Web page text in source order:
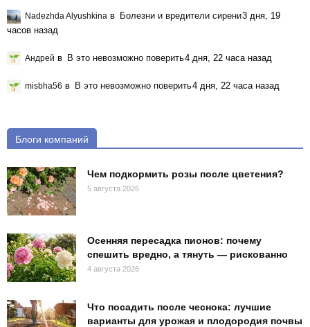
Nadezhda Alyushkina в Болезни и вредители сирени3 дня, 19
часов назад
Андрей в В это невозможно поверить4 дня, 22 часа назад
misbha56 в В это невозможно поверить4 дня, 22 часа назад
Блоги компаний
Чем подкормить розы после цветения?
5 августа 2026
Осенняя пересадка пионов: почему
спешить вредно, а тянуть — рискованно
4 августа 2026
Что посадить после чеснока: лучшие
варианты для урожая и плодородия почвы